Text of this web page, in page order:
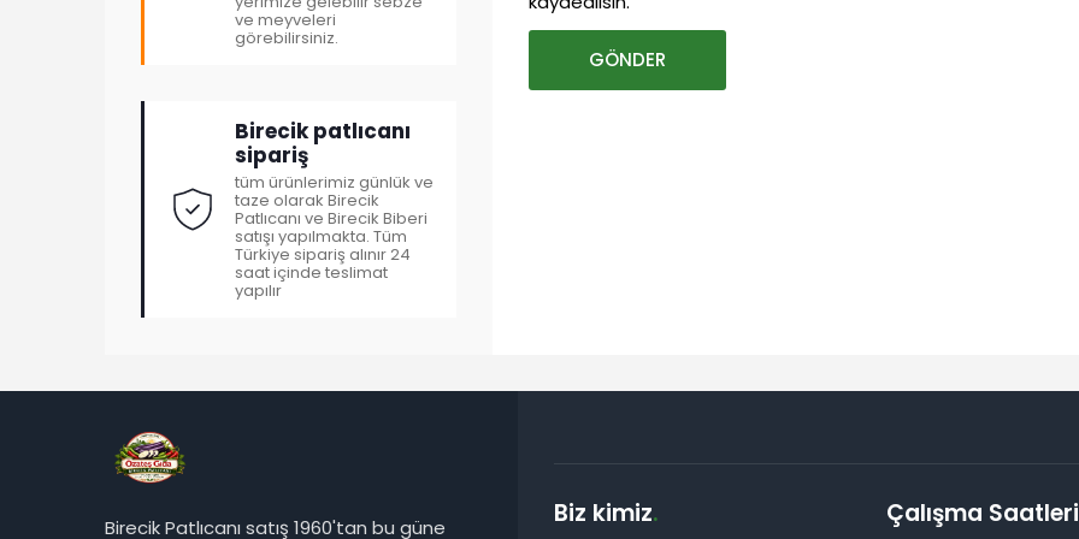
ve meyveleri
görebilirsiniz.
Birecik patlıcanı
sipariş
tüm ürünlerimiz günlük ve
taze olarak Birecik
Patlıcanı ve Birecik Biberi
satışı yapılmakta. Tüm
Türkiye sipariş alınır 24
saat içinde teslimat
yapılır
Birecik Patlıcanı satış 1960'tan bu güne
Biz kimiz. Çalışma